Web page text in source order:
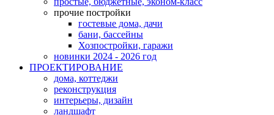
прочие постройки
гостевые дома, дачи
бани, бассейны
Хозпостройки, гаражи
новинки 2024 - 2026 год
ПРОЕКТИРОВАНИЕ
дома, коттеджи
реконструкция
интерьеры, дизайн
ландшафт